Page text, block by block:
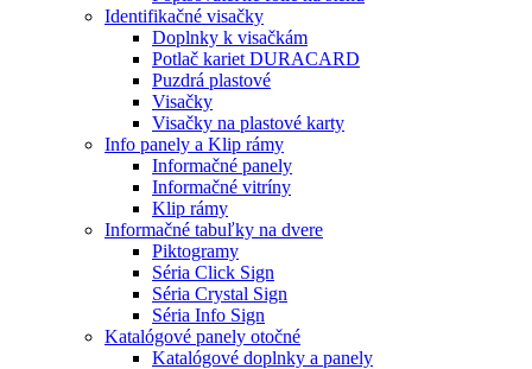
Identifikačné visačky
Doplnky k visačkám
Potlač kariet DURACARD
Puzdrá plastové
Visačky
Visačky na plastové karty
Info panely a Klip rámy
Informačné panely
Informačné vitríny
Klip rámy
Informačné tabuľky na dvere
Piktogramy
Séria Click Sign
Séria Crystal Sign
Séria Info Sign
Katalógové panely otočné
Katalógové doplnky a panely